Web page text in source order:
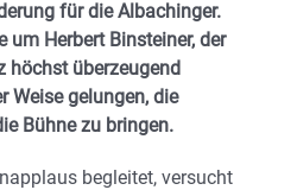
für die Albachinger.
um Herbert Binsteiner, der
höchst überzeugend
Weise gelungen, die
Bühne zu bringen.
begleitet, versucht